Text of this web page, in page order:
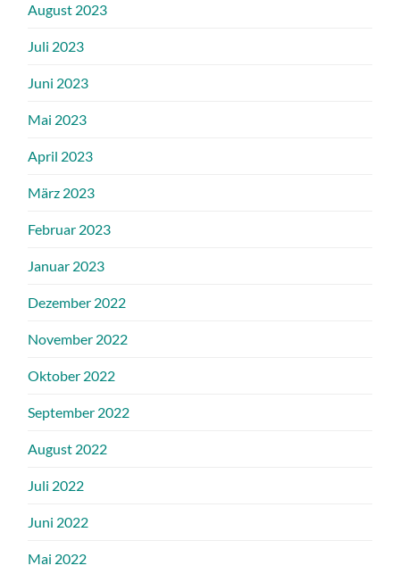
August 2023
Juli 2023
Juni 2023
Mai 2023
April 2023
März 2023
Februar 2023
Januar 2023
Dezember 2022
November 2022
Oktober 2022
September 2022
August 2022
Juli 2022
Juni 2022
Mai 2022